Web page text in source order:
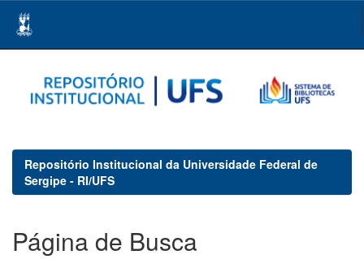
navigation
Repositório Institucional da Universidade Federal de
Sergipe - RI/UFS
Página de Busca